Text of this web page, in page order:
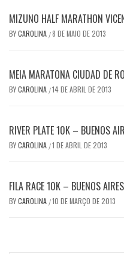
MIZUNO HALF MARATHON
BYCAROLINA /8 DE MAIO DE 2013
MEIA MARATONA CIUDAD DE
BYCAROLINA /14 DE ABRIL DE 2013
RIVER PLATE 10K – BUENOS
BYCAROLINA /1 DE ABRIL DE 2013
FILA RACE 10K – BUENOS
BYCAROLINA /10 DE MARÇO DE 2013